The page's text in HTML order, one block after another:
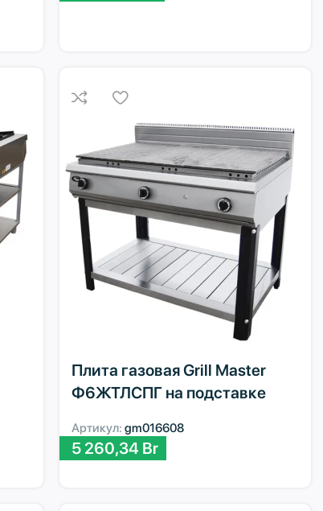
Плита газовая Grill Master
Ф6ЖТЛСПГ на подставке
Артикул:gm016608
5 260,34 Br